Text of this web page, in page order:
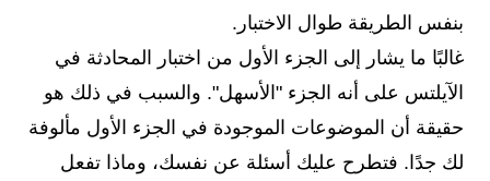
بنفس الطريقة طوال الاختبار.
غالبًا ما يشار إلى الجزء الأول من اختبار المحادثة في
الآيلتس على أنه الجزء "الأسهل". والسبب في ذلك هو
حقيقة أن الموضوعات الموجودة في الجزء الأول مألوفة
لك جدًا. فتطرح عليك أسئلة عن نفسك، وماذا تفعل